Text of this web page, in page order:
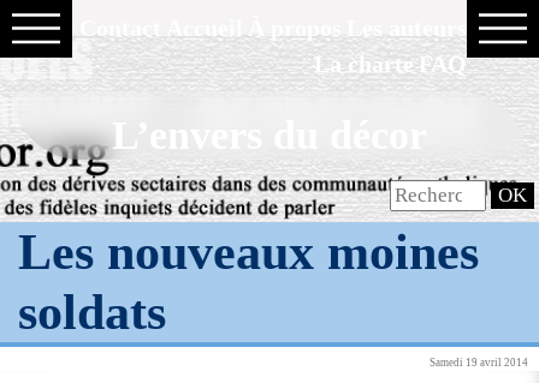
La charte FAQ
L’envers du décor
Les nouveaux moines
soldats
Samedi 19 avril 2014